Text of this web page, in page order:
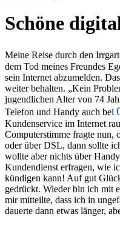
Schöne
Meine Reise durch den
dem Tod meines Freundes
sein Internet abzumelden.
weiter behalten.
Kein
jugendlichen Alter von 74
Telefon und Handy auch bei
Kundenservice im Internet
Computerstimme fragte nun,
oder über DSL, dann sollte
wollte aber nichts über
Kundendienst erfragen, wie
kündigen kann! Auf gut
gedrückt. Wieder bin ich mit
mir mitteilte, dass ich in
dauerte dann etwas länger,